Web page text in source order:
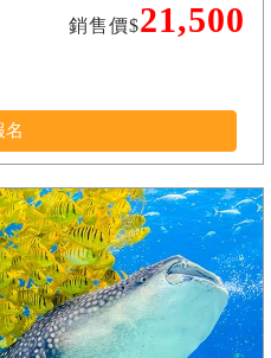
銷售價$21,500
名